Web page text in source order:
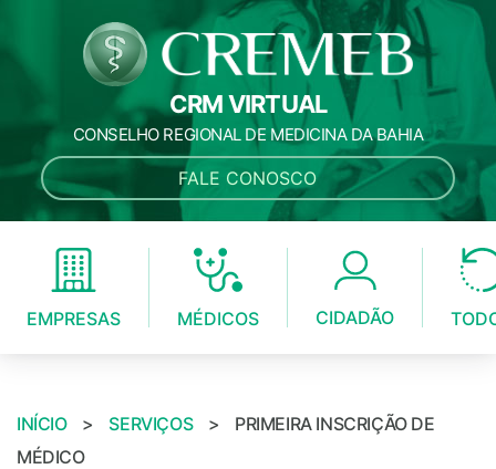
CRM VIRTUAL
CONSELHO REGIONAL DE MEDICINA DA BAHIA
FALE CONOSCO
EMPRESAS MÉDICOS CIDADÃO
INÍCIO > SERVIÇOS >
PRIMEIRA INSCRIÇÃO DE
MÉDICO